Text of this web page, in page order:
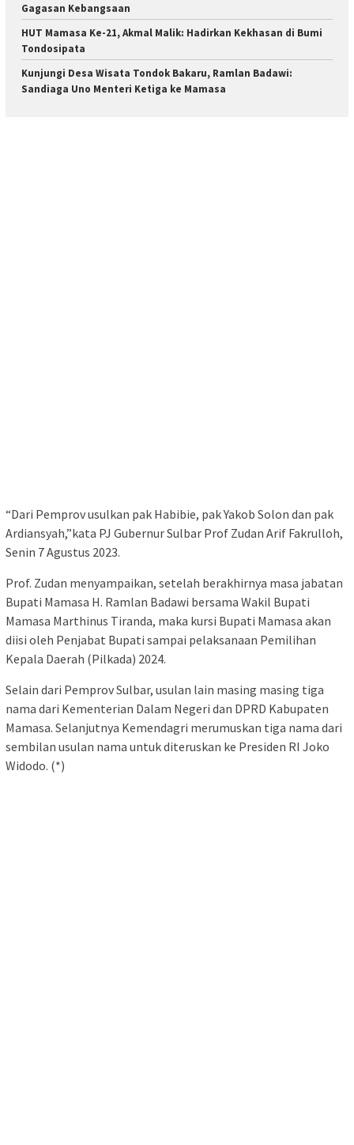
Gagasan Kebangsaan
HUT Mamasa Ke-21, Akmal Malik: Hadirkan Kekhasan di Bumi
Tondosipata
Kunjungi Desa Wisata Tondok Bakaru, Ramlan Badawi:
Sandiaga Uno Menteri Ketiga ke Mamasa
“Dari Pemprov usulkan pak Habibie, pak Yakob Solon dan pak
Ardiansyah,”kata PJ Gubernur Sulbar Prof Zudan Arif Fakrulloh,
Senin 7 Agustus 2023.
Prof. Zudan menyampaikan, setelah berakhirnya masa jabatan
Bupati Mamasa H. Ramlan Badawi bersama Wakil Bupati
Mamasa Marthinus Tiranda, maka kursi Bupati Mamasa akan
diisi oleh Penjabat Bupati sampai pelaksanaan Pemilihan
Kepala Daerah (Pilkada) 2024.
Selain dari Pemprov Sulbar, usulan lain masing masing tiga
nama dari Kementerian Dalam Negeri dan DPRD Kabupaten
Mamasa. Selanjutnya Kemendagri merumuskan tiga nama dari
sembilan usulan nama untuk diteruskan ke Presiden RI Joko
Widodo. (*)